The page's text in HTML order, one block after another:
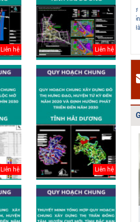
Liên hệ Liên hệ
Liên hệ Liên hệ
#
Điều chỉnh quy
hoạch chung xây
dựng thị xã Ch...
Bản vẽ Hồ sơ
quy hoạch tổng
thể Thủ đô Hà
Nội...